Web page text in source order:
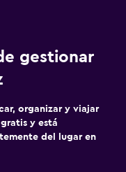
gestionar
organizar y viajar
y está
del lugar en